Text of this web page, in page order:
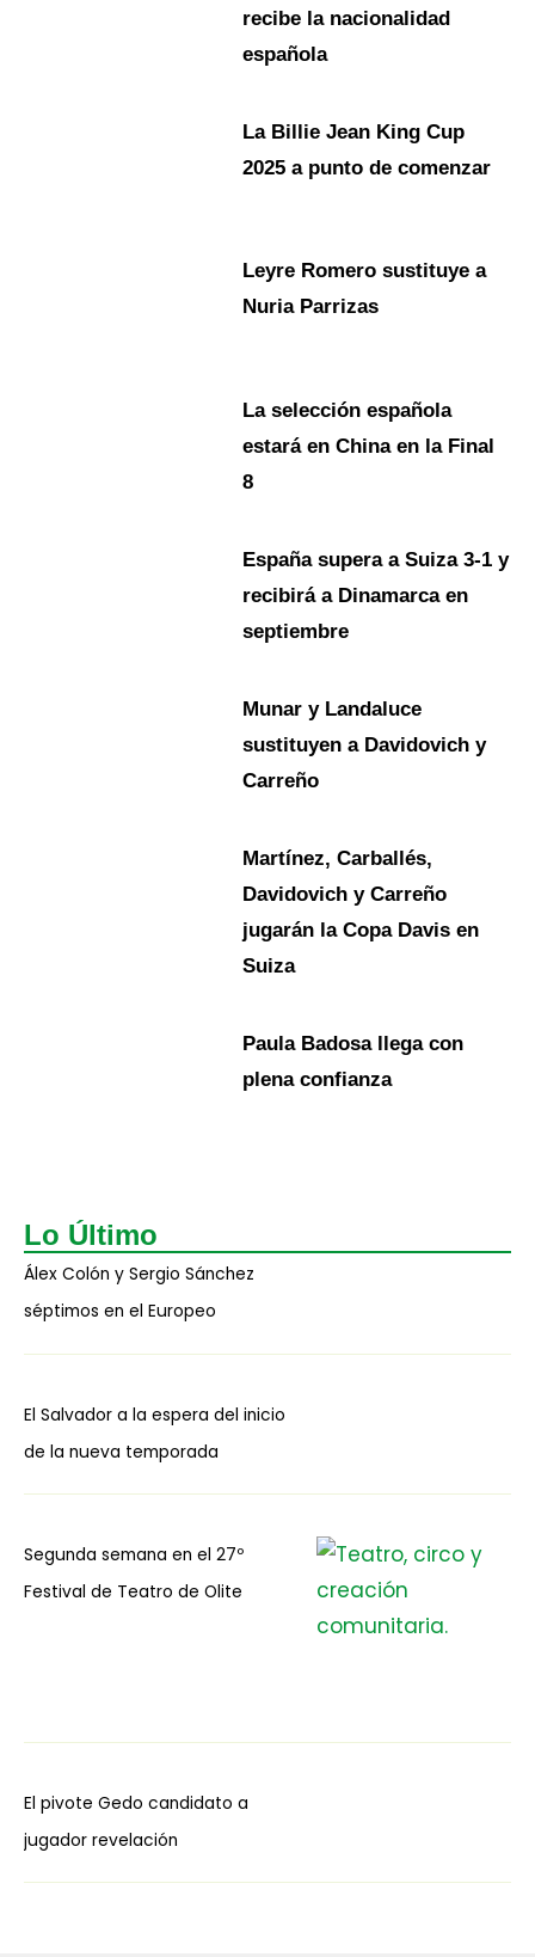
recibe la nacionalidad
española
La Billie Jean King Cup
2025 a punto de comenzar
Leyre Romero sustituye a
Nuria Parrizas
La selección española
estará en China en la Final
8
España supera a Suiza 3-1 y
recibirá a Dinamarca en
septiembre
Munar y Landaluce
sustituyen a Davidovich y
Carreño
Martínez, Carballés,
Davidovich y Carreño
jugarán la Copa Davis en
Suiza
Paula Badosa llega con
plena confianza
Lo Último
Álex Colón y Sergio Sánchez
séptimos en el Europeo
El Salvador a la espera del inicio
de la nueva temporada
Segunda semana en el 27º
Festival de Teatro de Olite
El pivote Gedo candidato a
jugador revelación